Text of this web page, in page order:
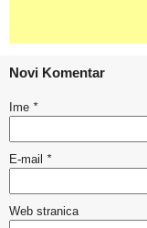
Novi Komentar
Ime *
E-mail *
Web stranica